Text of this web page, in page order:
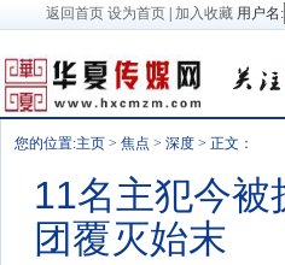
返回首页 设为首页| 加入收藏用户名:
您的位置:主页 > 焦点 > 深度 > 正文：
11名主犯今
团覆灭始末